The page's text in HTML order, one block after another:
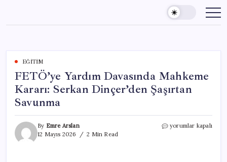
content
EĞITIM
FETÖ’ye Yardım Davasında Mahkeme
Kararı: Serkan Dinçer’den Şaşırtan
Savunma
By Emre Arslan
12 Mayıs 2026
2 Min Read
FETÖ’ye
yorumlar kapalı